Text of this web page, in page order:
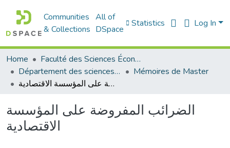
Communities
& Collections
All of
DSpace
Statistics Log In
Home
Faculté des Sciences Économiques Commerciales et des Sciences de Gestion
Département des sciences commerciales
Mémoires de Master
الضرائب المفروضة على المؤسسة الاقتصادية
الضرائب المفروضة على المؤسسة
الاقتصادية